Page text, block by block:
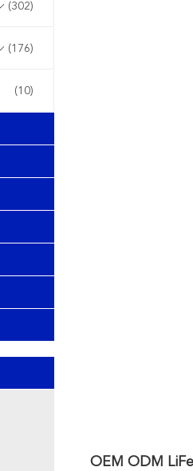
(302)
(176)
(10)
OEM ODM